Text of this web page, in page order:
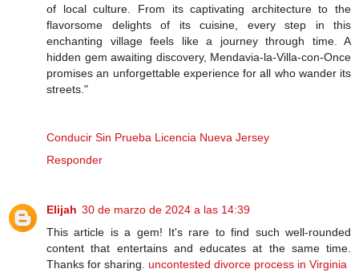
of local culture. From its captivating architecture to the
flavorsome delights of its cuisine, every step in this
enchanting village feels like a journey through time. A
hidden gem awaiting discovery, Mendavia-la-Villa-con-Once
promises an unforgettable experience for all who wander its
streets."
Conducir Sin Prueba Licencia Nueva Jersey
Responder
Elijah 30 de marzo de 2024 a las 14:39
This article is a gem! It's rare to find such well-rounded
content that entertains and educates at the same time.
Thanks for sharing. uncontested divorce process in Virginia